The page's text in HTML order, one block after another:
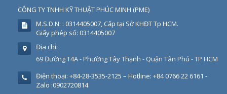
CÔNG TY TNHH KỸ THUẬT PHÚC MINH (PME)
M.S.D.N: : 0314405007, Cấp tại Sở KHĐT Tp HCM.
Giấy phép số: 0314405007
Địa chỉ:
69 Đường T4A - Phường Tây Thạnh - Quận Tân Phú - TP HCM
Điện thoại: +84-28-3535-2125 – Hotline: +84 0766 22 6161 -
Zalo :0902720814